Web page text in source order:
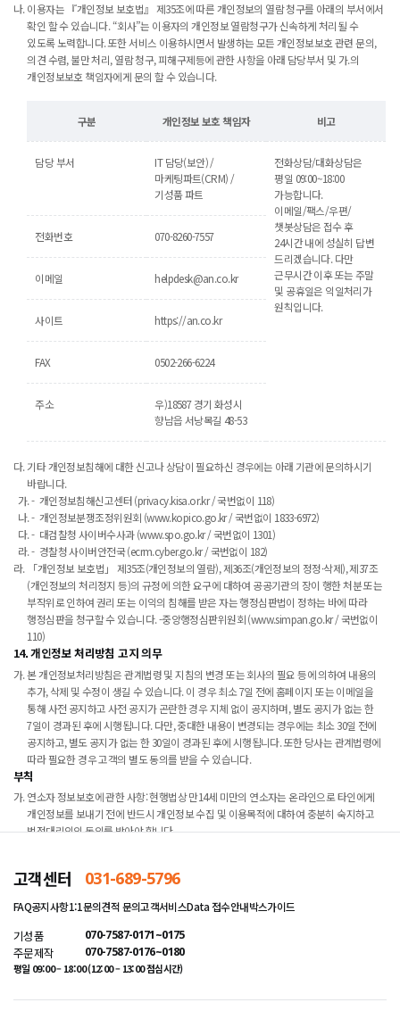
이용자는 『개인정보 보호법』 제35조에 따른 개인정보의 열람 청구를 아래의 부서에서
확인 할 수 있습니다. “회사”는 이용자의 개인정보 열람청구가 신속하게 처리될 수
있도록 노력합니다. 또한 서비스 이용하시면서 발생하는 모든 개인정보보호 관련 문의,
의견 수렴, 불만 처리, 열람 청구, 피해구제등에 관한 사항을 아래 담당부서 및 가.의
개인정보보호 책임자에게 문의 할 수 있습니다.
구분 개인정보 보호 책임자 비고
담당 부서
IT 담당(보안) /
마케팅파트(CRM) /
기성품 파트
전화상담/대화상담은
평일 09:00~18:00
가능합니다.
이메일/팩스/우편/
챗봇상담은 접수 후
24시간 내에 성실히 답변
드리겠습니다. 다만
근무시간 이후 또는 주말
및 공휴일은 익일처리가
원칙입니다.
전화번호 070-8260-7557
이메일 helpdesk@an.co.kr
사이트 https://an.co.kr
FAX 0502-266-6224
주소
우)18587 경기 화성시
향남읍 서낭목길 48-53
기타 개인정보침해에 대한 신고나 상담이 필요하신 경우에는 아래 기관에 문의하시기
바랍니다.
개인정보침해신고센터 (privacy.kisa.or.kr / 국번없이 118)
개인정보분쟁조정위원회 (www.kopico.go.kr / 국번없이 1833-6972)
대검찰청 사이버수사과 (www.spo.go.kr / 국번없이 1301)
경찰청 사이버안전국 (ecrm.cyber.go.kr / 국번없이 182)
「개인정보 보호법」 제35조(개인정보의 열람), 제36조(개인정보의 정정·삭제), 제37조
(개인정보의 처리정지 등)의 규정에 의한 요구에 대하여 공공기관의 장이 행한 처분 또는
부작위로 인하여 권리 또는 이익의 침해를 받은 자는 행정심판법이 정하는 바에 따라
행정심판을 청구할 수 있습니다. -중앙행정심판위원회 (www.simpan.go.kr / 국번없이
110)
14. 개인정보 처리방침 고지 의무
본 개인정보처리방침은 관계법령 및 지침의 변경 또는 회사의 필요 등에 의하여 내용의
추가, 삭제 및 수정이 생길 수 있습니다. 이 경우 최소 7일 전에 홈페이지 또는 이메일을
통해 사전 공지하고 사전 공지가 곤란한 경우 지체 없이 공지하며, 별도 공지가 없는 한
7일이 경과된 후에 시행됩니다. 다만, 중대한 내용이 변경되는 경우에는 최소 30일 전에
공지하고, 별도 공지가 없는 한 30일이 경과된 후에 시행됩니다. 또한 당사는 관계법령에
따라 필요한 경우 고객의 별도 동의를 받을 수 있습니다.
부칙
연소자 정보보호에 관한 사항: 현행법상 만14세 미만의 연소자는 온라인으로 타인에게
개인정보를 보내기 전에 반드시 개인정보 수집 및 이용목적에 대하여 충분히 숙지하고
법정대리인의 동의를 받아야 합니다.
고시일자 : 2023년 03월 27일
적용일자 : 2023년 03월 27일
고객센터 031-689-5796
FAQ공지사항1:1문의견적 문의고객서비스Data 접수안내박스가이드
기성품 070-7587-0171~0175
주문제작 070-7587-0176~0180
평일 09:00 – 18:00 (12:00 – 13:00 점심시간)